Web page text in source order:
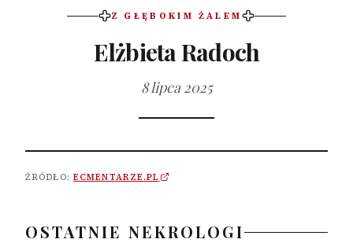
Z GŁĘBOKIM ŻALEM
Elżbieta Radoch
8 lipca 2025
ŹRÓDŁO: ECMENTARZE.PL
OSTATNIE NEKROLOGI